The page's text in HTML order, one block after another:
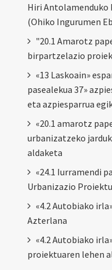
Hiri Antolamenduko
(Ohiko Ingurumen
"20.1 Amarotz
birpartzelazio
«13 Laskoain»
pasealekua 37»
eta azpiesparrua
«20.1 amarotz
urbanizatzeko
aldaketa
«24.1 Iurramendi
Urbanizazio
«4.2 Autobiako
Azterlana
«4.2 Autobiako
proiektuaren lehen